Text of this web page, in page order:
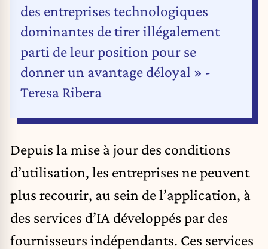
des entreprises technologiques
dominantes de tirer illégalement
parti de leur position pour se
donner un avantage déloyal » -
Teresa Ribera
Depuis la mise à jour des conditions
d’utilisation, les entreprises ne peuvent
plus recourir, au sein de l’application, à
des services d’IA développés par des
fournisseurs indépendants. Ces services